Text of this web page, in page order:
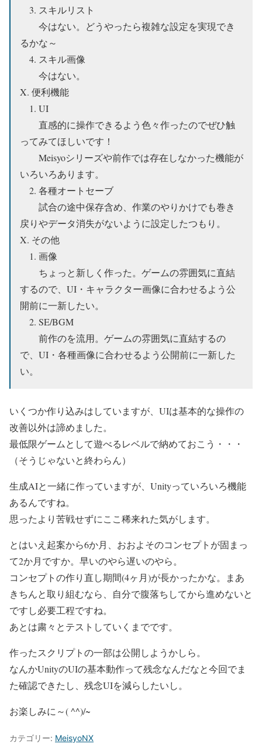
3. スキルリスト
今はない。どうやったら複雑な設定を実現でき
るかな～
4. スキル画像
今はない。
X. 便利機能
1. UI
直感的に操作できるよう色々作ったのでぜひ触
ってみてほしいです！
Meisyoシリーズや前作では存在しなかった機能が
いろいろあります。
2. 各種オートセーブ
試合の途中保存含め、作業のやりかけでも巻き
戻りやデータ消失がないように設定したつもり。
X. その他
1. 画像
ちょっと新しく作った。ゲームの雰囲気に直結
するので、UI・キャラクター画像に合わせるよう公
開前に一新したい。
2. SE/BGM
前作のを流用。ゲームの雰囲気に直結するの
で、UI・各種画像に合わせるよう公開前に一新した
い。
いくつか作り込みはしていますが、UIは基本的な操作の
改善以外は諦めました。
最低限ゲームとして遊べるレベルで納めておこう・・・
（そうじゃないと終わらん）
生成AIと一緒に作っていますが、Unityっていろいろ機能
あるんですね。
思ったより苦戦せずにここ稀来れた気がします。
とはいえ起案から6か月、おおよそのコンセプトが固まっ
て2か月ですか。早いのやら遅いのやら。
コンセプトの作り直し期間(4ヶ月)が長かったかな。まあ
きちんと取り組むなら、自分で腹落ちしてから進めないと
ですし必要工程ですね。
あとは粛々とテストしていくまでです。
作ったスクリプトの一部は公開しようかしら。
なんかUnityのUIの基本動作って残念なんだなと今回でま
た確認できたし、残念UIを減らしたいし。
お楽しみに～( ^^)/~
カテゴリー: MeisyoNX